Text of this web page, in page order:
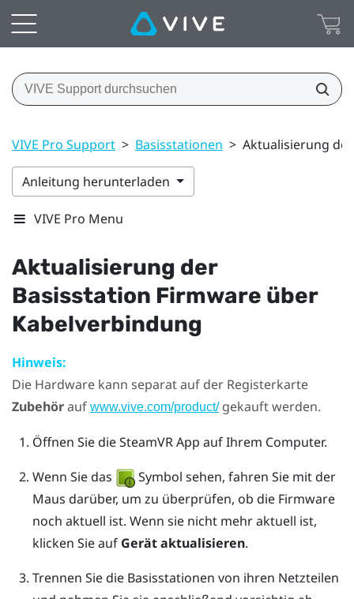
VIVE Pro Support > Basisstationen > Aktualisierung
Anleitung herunterladen
VIVE Pro Menu
Aktualisierung der
Basisstation Firmware über
Kabelverbindung
Hinweis:
Die Hardware kann separat auf der Registerkarte
Zubehörauf www.vive.com/product/gekauft werden.
Öffnen Sie dieSteamVRApp auf Ihrem Computer.
Wenn Sie das
Symbol sehen, fahren Sie mit der
Maus darüber, um zu überprüfen, ob die Firmware
noch aktuell ist. Wenn sie nicht mehr aktuell ist,
klicken Sie auf Gerät aktualisieren.
Trennen Sie die Basisstationen von ihren Netzteilen